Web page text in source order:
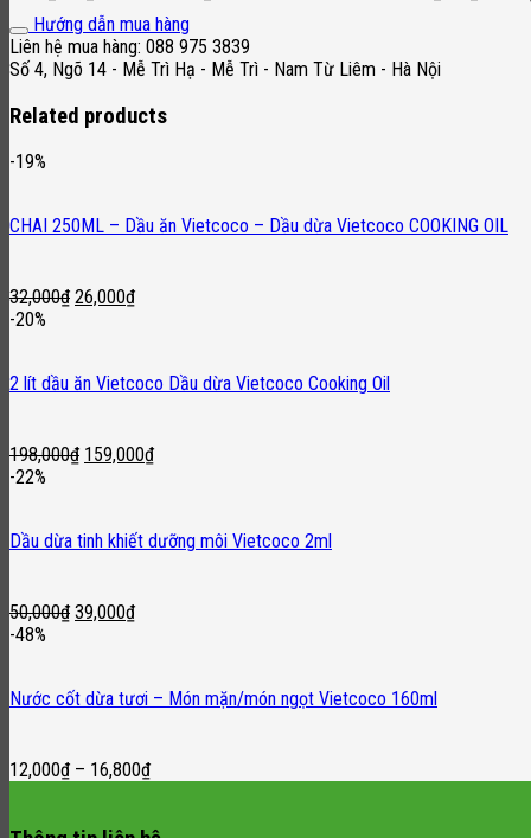
Hướng dẫn mua hàng
Liên hệ mua hàng: 088 975 3839
Số 4, Ngõ 14 - Mễ Trì Hạ - Mễ Trì - Nam Từ Liêm - Hà Nội
Related products
-19%
CHAI 250ML – Dầu ăn Vietcoco – Dầu dừa Vietcoco COOKING OIL
32,000₫ Original
26,000₫Current
-20%
2 lít dầu ăn Vietcoco Dầu dừa Vietcoco Cooking Oil
198,000₫ Original
159,000₫Current
-22%
Dầu dừa tinh khiết dưỡng môi Vietcoco 2ml
50,000₫ Original
39,000₫Current
-48%
Nước cốt dừa tươi – Món mặn/món ngọt Vietcoco 160ml
12,000₫– 16,800₫